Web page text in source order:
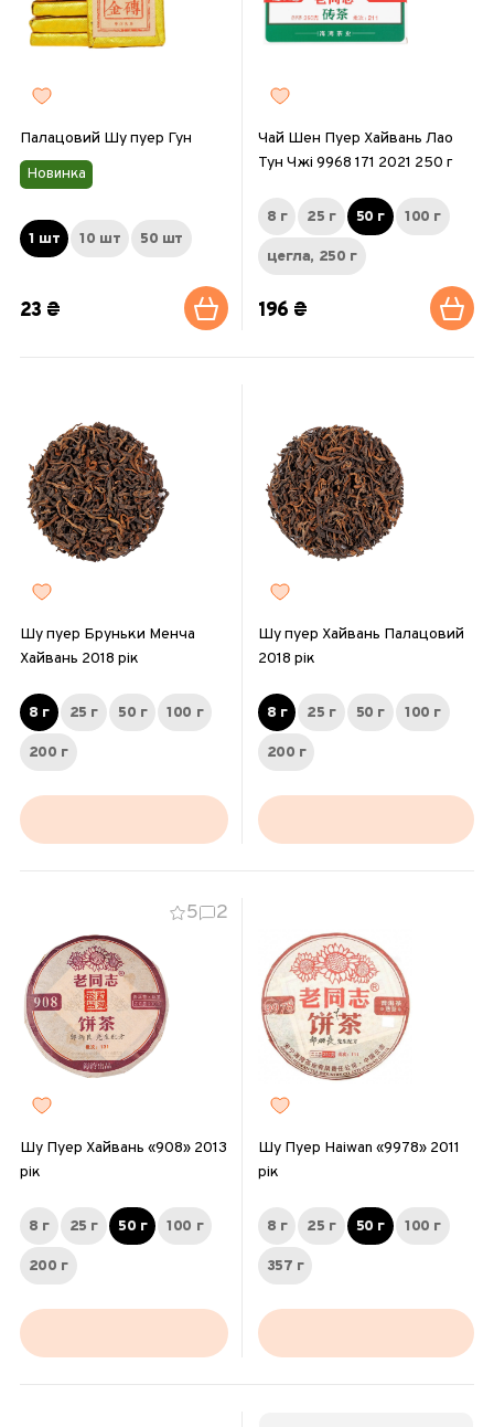
Палацовий Шу пуер Гун
Новинка
1 шт 10 шт 50 шт
23 ₴
Чай Шен Пуер Хайвань Лао
Тун Чжі 9968 171 2021 250 г
8 г 25 г 50 г 100 г
цегла, 250 г
196 ₴
Шу пуер Бруньки Менча
Хайвань 2018 рік
8 г 25 г 50 г 100 г
200 г
Шу пуер Хайвань Палацовий
2018 рік
8 г 25 г 50 г 100 г
200 г
5 2
Шу Пуер Хайвань «908» 2013
рік
8 г 25 г 50 г 100 г
200 г
Шу Пуер Haiwan «9978» 2011
рік
8 г 25 г 50 г 100 г
357 г